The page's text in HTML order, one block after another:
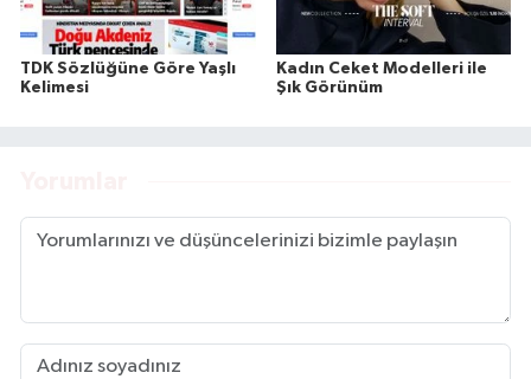
TDK Sözlüğüne Göre Yaşlı
Kelimesi
Kadın Ceket Modelleri ile
Şık Görünüm